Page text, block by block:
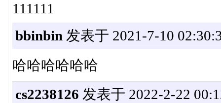
111111
bbinbin 发表于 2021-7-10
哈哈哈哈哈哈
cs2238126 发表于 2022-2-22